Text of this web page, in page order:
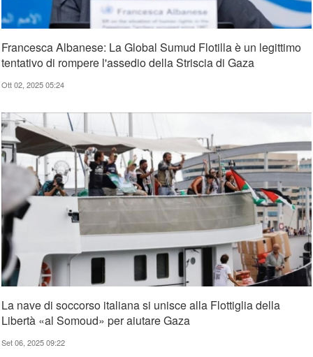
Francesca Albanese: La Global Sumud Flotilla è un legittimo
tentativo di rompere l'assedio della Striscia di Gaza
Ott 02, 2025 05:24
La nave di soccorso italiana si unisce alla Flottiglia della
Libertà «al Somoud» per aiutare Gaza
Set 06, 2025 09:22